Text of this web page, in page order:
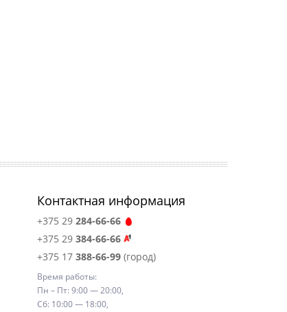
Контактная информация
+375 29 284-66-66
+375 29 384-66-66
+375 17 388-66-99(город)
Время работы:
Пн – Пт: 9:00 — 20:00,
Сб: 10:00 — 18:00,